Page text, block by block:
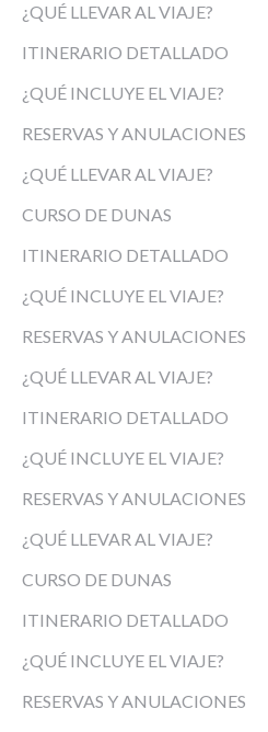
¿QUÉ LLEVAR AL VIAJE?
ITINERARIO DETALLADO
¿QUÉ INCLUYE EL VIAJE?
RESERVAS Y ANULACIONES
¿QUÉ LLEVAR AL VIAJE?
CURSO DE DUNAS
ITINERARIO DETALLADO
¿QUÉ INCLUYE EL VIAJE?
RESERVAS Y ANULACIONES
¿QUÉ LLEVAR AL VIAJE?
ITINERARIO DETALLADO
¿QUÉ INCLUYE EL VIAJE?
RESERVAS Y ANULACIONES
¿QUÉ LLEVAR AL VIAJE?
CURSO DE DUNAS
ITINERARIO DETALLADO
¿QUÉ INCLUYE EL VIAJE?
RESERVAS Y ANULACIONES